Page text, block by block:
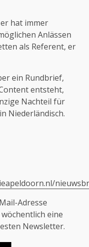
hat immer
Anlässen
als Referent, er
ein Rundbrief,
entsteht,
Nachteil für
Niederländisch.
Adresse
eine
Newsletter.